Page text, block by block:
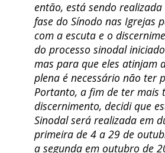
então, está sendo
fase do Sínodo nas Igrejas
com a escuta e o
do processo sinodal
mas para que eles atinjam
plena é necessário não ter
Portanto, a fim de ter mais
discernimento, decidi que
Sinodal será realizada em
primeira de 4 a 29 de
a segunda em outubro de